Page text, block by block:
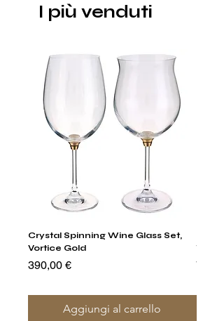
I più venduti
Crystal Spinning Wine Glass Set,
Vortice Gold
Prezzo
390,00 €
Aggiungi al carrello
Prezzo